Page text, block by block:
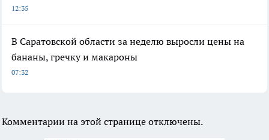
12:35
В Саратовской области за неделю выросли цены на
бананы, гречку и макароны
07:32
Комментарии на этой странице отключены.